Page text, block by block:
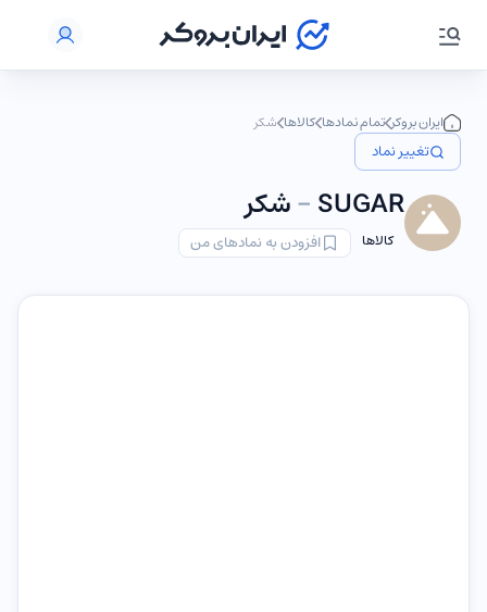
ایران بروکر تمام نمادها کالاها شکر
تغییر نماد
SUGAR
-شکر
کالاها افزودن به نمادهای من